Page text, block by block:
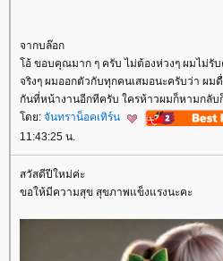
จากบล๊อก
อ้ ขอบคุณมาก ๆ ครับ ไม่ต้องห่วงๆ ผมไม่รับ
จริงๆ ผมออกตัวกับทุกคนเสมอนะครับว่า ผม
กันที่หน้างานอีกทีครับ ใครห้าวผมก็หามกลั
ดย: จันทราน็อคเทิร์น
11:43:25 น.
สวัสดีปีใหม่ค่ะ
ขอให้มีความสุข สุขภาพแข็งแรงนะคะ